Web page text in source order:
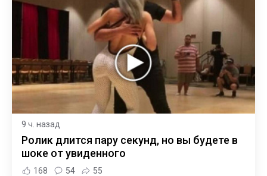
9 ч. назад
Ролик длится пару секунд, но вы будете в
шоке от увиденного
168 54 55